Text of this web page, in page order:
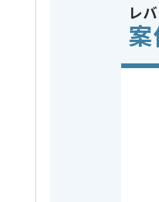
この案件のポイント
特
POSシステムや電子チケ
販売、レンタル、運用業
レ
案